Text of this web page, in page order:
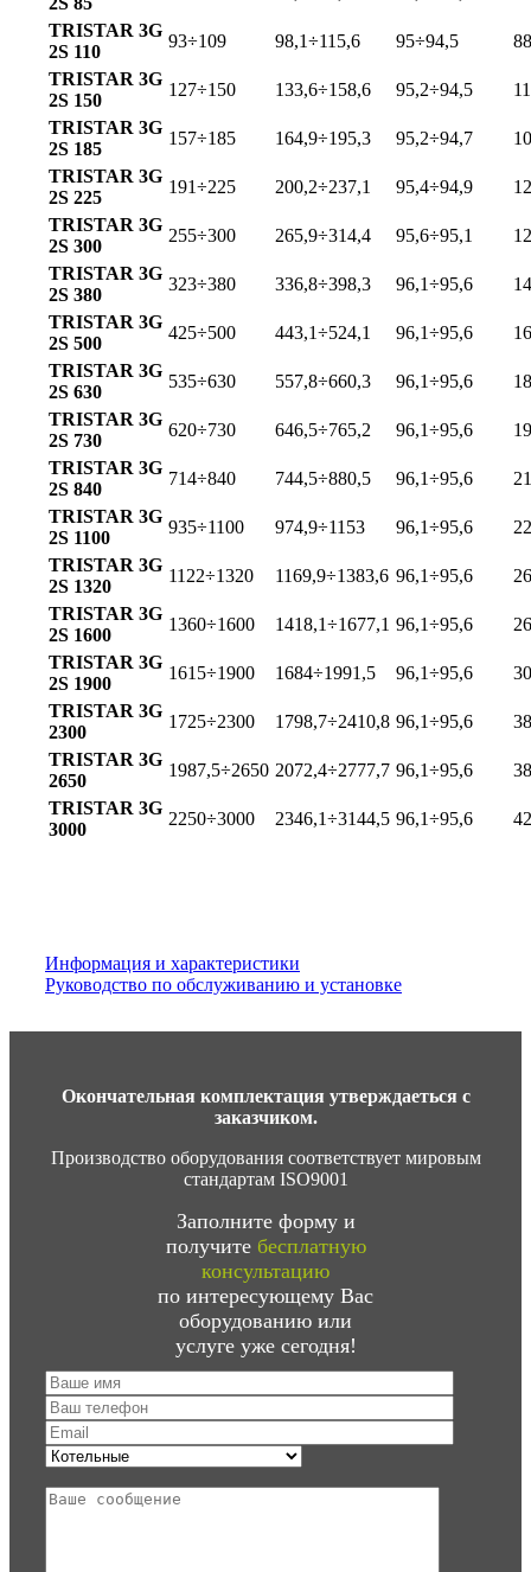
TRISTAR 3G
2S 110
93÷109 98,1÷115,6 95÷94,5
TRISTAR 3G
2S 150
127÷150 133,6÷158,6 95,2÷94,5
TRISTAR 3G
2S 185
157÷185 164,9÷195,3 95,2÷94,7
TRISTAR 3G
2S 225
191÷225 200,2÷237,1 95,4÷94,9
TRISTAR 3G
2S 300
255÷300 265,9÷314,4 95,6÷95,1
TRISTAR 3G
2S 380
323÷380 336,8÷398,3 96,1÷95,6
TRISTAR 3G
2S 500
425÷500 443,1÷524,1 96,1÷95,6
TRISTAR 3G
2S 630
535÷630 557,8÷660,3 96,1÷95,6
TRISTAR 3G
2S 730
620÷730 646,5÷765,2 96,1÷95,6
TRISTAR 3G
2S 840
714÷840 744,5÷880,5 96,1÷95,6
TRISTAR 3G
2S 1100
935÷1100 974,9÷1153 96,1÷95,6
TRISTAR 3G
2S 1320
1122÷1320 1169,9÷1383,6 96,1÷95,6
TRISTAR 3G
2S 1600
1360÷1600 1418,1÷1677,1 96,1÷95,6
TRISTAR 3G
2S 1900
1615÷1900 1684÷1991,5 96,1÷95,6
TRISTAR 3G
2300
1725÷2300 1798,7÷2410,8 96,1÷95,6
TRISTAR 3G
2650
1987,5÷2650 2072,4÷2777,7 96,1÷95,6
TRISTAR 3G
3000
2250÷3000 2346,1÷3144,5 96,1÷95,6
Информация и характеристики
Руководство по обслуживанию и установке
Окончательная комплектация утверждаеться с
заказчиком.
Производство оборудования соответствует мировым
стандартам ISO9001
Заполните форму и
получите бесплатную
консультацию
по интересующему Вас
оборудованию или
услуге уже сегодня!